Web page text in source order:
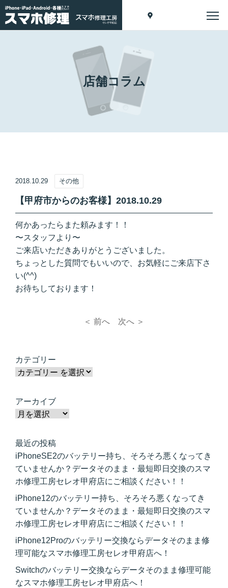
店舗コラム
2018.10.29 その他
【甲府市からのお客様】2018.10.29
何かあったらまた頼みます！！
〜スタッフより〜
ご来店いただきありがとうございました。
ちょっとした質問でもいいので、お気軽にご来店下さ
い(^^)
お待ちしております！
＜ 前へ 次へ ＞
カテゴリー
アーカイブ
最近の投稿
iPhoneSE2のバッテリー持ち、そろそろ悪くなってき
ていませんか？データそのまま・最短即日交換のスマ
ホ修理工房セレオ甲府店にご相談ください！！
iPhone12のバッテリー持ち、そろそろ悪くなってき
ていませんか？データそのまま・最短即日交換のスマ
ホ修理工房セレオ甲府店にご相談ください！！
iPhone12Proのバッテリー交換ならデータそのまま修
理可能なスマホ修理工房セレオ甲府店へ！
Switchのバッテリー交換ならデータそのまま修理可能
なスマホ修理工房セレオ甲府店へ！